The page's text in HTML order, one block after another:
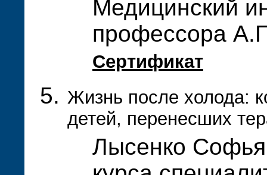
Медицинский
профессора
Сертификат
Жизнь после холода:
детей, перенесших
Лысенко Софья